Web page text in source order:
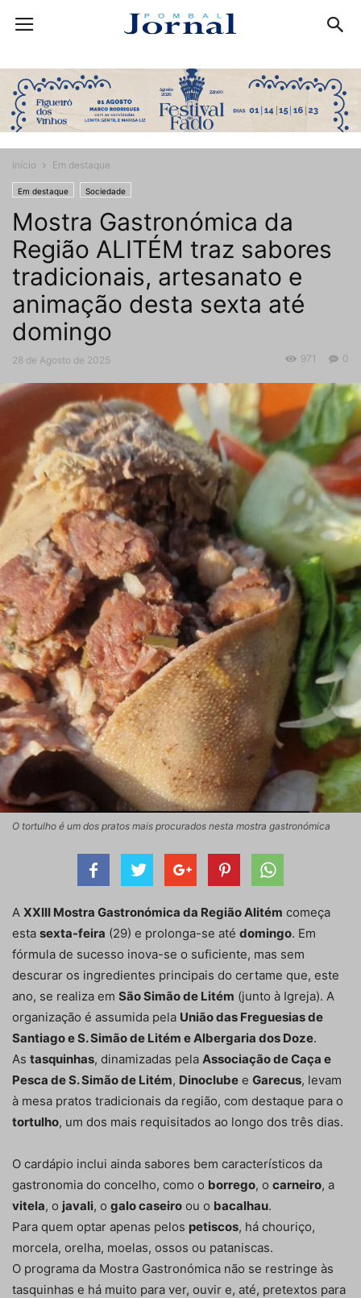
Início Em destaque
Em destaque Sociedade
Mostra Gastronómica da
Região ALITÉM traz sabores
tradicionais, artesanato e
animação desta sexta até
domingo
28 de Agosto de 2025 0
971
O tortulho é um dos pratos mais procurados nesta mostra gastronómica
A XXIII Mostra Gastronómica da Região Alitém começa
esta sexta-feira (29) e prolonga-se até domingo. Em
fórmula de sucesso inova-se o suficiente, mas sem
descurar os ingredientes principais do certame que, este
ano, se realiza em São Simão de Litém (junto à Igreja). A
organização é assumida pela União das Freguesias de
Santiago e S. Simão de Litém e Albergaria dos Doze.
As tasquinhas, dinamizadas pela Associação de Caça e
Pesca de S. Simão de Litém, Dinoclube e Garecus, levam
à mesa pratos tradicionais da região, com destaque para o
tortulho, um dos mais requisitados ao longo dos três dias.
O cardápio inclui ainda sabores bem característicos da
gastronomia do concelho, como o borrego, o carneiro, a
vitela, o javali, o galo caseiro ou o bacalhau.
Para quem optar apenas pelos petiscos, há chouriço,
morcela, orelha, moelas, ossos ou pataniscas.
O programa da Mostra Gastronómica não se restringe às
tasquinhas e há muito para ver, ouvir e, até, pretextos para